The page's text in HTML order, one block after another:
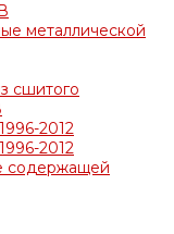
металлической
сшитого
2012
2012
содержащей